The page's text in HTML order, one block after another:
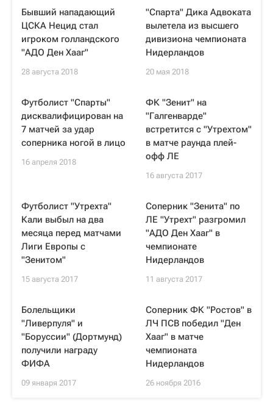
Бывший нападающий
ЦСКА Нецид стал
игроком голландского
"АДО Ден Хааг"
28 августа 2018
"Спарта" Дика Адвоката
вылетела из высшего
дивизиона чемпионата
Нидерландов
20 мая 2018
Футболист "Спарты"
дисквалифицирован на
7 матчей за удар
соперника ногой в лицо
16 апреля 2018
ФК "Зенит" на
"Галгенварде"
встретится с "Утрехтом"
в матче раунда плей-
офф ЛЕ
16 августа 2017
Футболист "Утрехта"
Кали выбыл на два
месяца перед матчами
Лиги Европы с
"Зенитом"
15 августа 2017
Соперник "Зенита" по
ЛЕ "Утрехт" разгромил
"АДО Ден Хааг" в
чемпионате
Нидерландов
11 августа 2017
Болельщики
"Ливерпуля" и
"Боруссии" (Дортмунд)
получили награду
ФИФА
09 января 2017
Соперник ФК "Ростов" в
ЛЧ ПСВ победил "Ден
Хааг" в матче
чемпионата
Нидерландов
26 ноября 2016